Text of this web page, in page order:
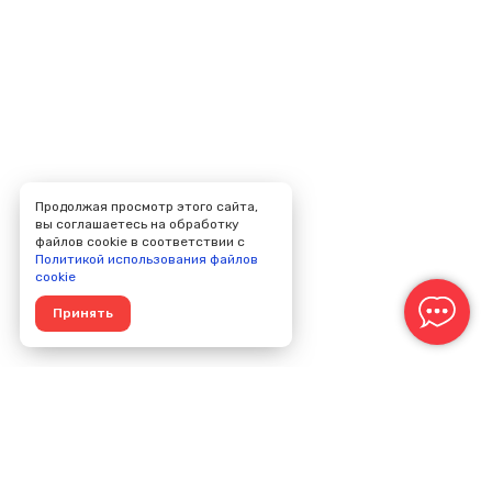
Продолжая просмотр этого сайта,
вы соглашаетесь на обработку
файлов cookie в соответствии с
Политикой использования файлов
cookie
Принять